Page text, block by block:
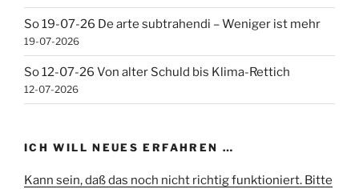
So 19-07-26 De arte subtrahendi – Weniger ist mehr
19-07-2026
So 12-07-26 Von alter Schuld bis Klima-Rettich
12-07-2026
ICH WILL NEUES ERFAHREN …
Kann sein, daß das noch nicht richtig funktioniert. Bitte